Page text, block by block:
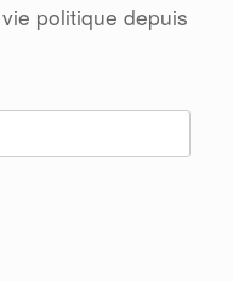
politique depuis